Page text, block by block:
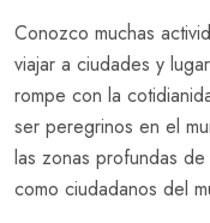
Conozco muchas
viajar a ciudades y
rompe con la
ser peregrinos en el
las zonas profundas
como ciudadanos del